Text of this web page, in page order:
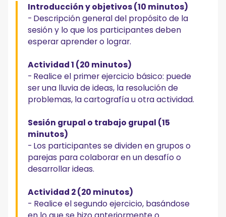
Introducción y objetivos (10 minutos)
- Descripción general del propósito de la
sesión y lo que los participantes deben
esperar aprender o lograr.
Actividad 1 (20 minutos)
- Realice el primer ejercicio básico: puede
ser una lluvia de ideas, la resolución de
problemas, la cartografía u otra actividad.
Sesión grupal o trabajo grupal (15
minutos)
- Los participantes se dividen en grupos o
parejas para colaborar en un desafío o
desarrollar ideas.
Actividad 2 (20 minutos)
- Realice el segundo ejercicio, basándose